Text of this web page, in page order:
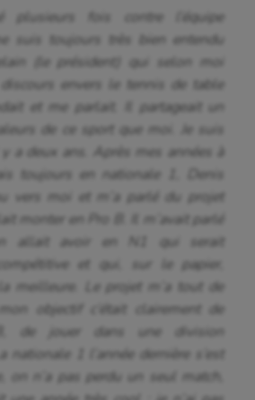
plusieurs fois contre l’équipe
suis toujours très bien entendu
(le président) qui selon moi
envers le tennis de table
et me parlait. Il partageait un
de ce sport que moi. Je suis
a deux ans. Après mes années à
toujours en nationale 1, Denis
vers moi et m’a parlé du projet
monter en Pro B. Il m’avait parlé
allait avoir en N1 qui serait
et qui, sur le papier,
meilleure. Le projet m’a tout de
objectif c’était clairement de
de jouer dans une division
1 l’année dernière s’est
on n’a pas perdu un seul match,